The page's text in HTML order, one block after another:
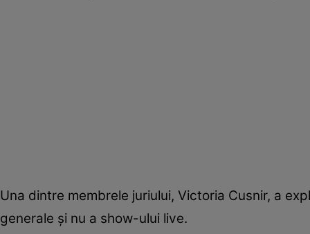
Una dintre membrele juriului, Victoria Cusnir, a
generale și nu a show-ului live.